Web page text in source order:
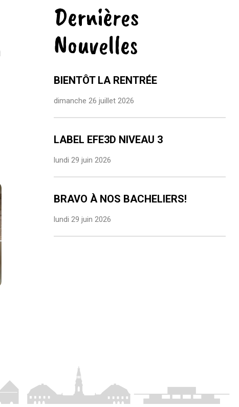
Dernières
Nouvelles
BIENTÔT LA RENTRÉE
dimanche 26 juillet 2026
LABEL EFE3D NIVEAU 3
lundi 29 juin 2026
BRAVO À NOS BACHELIERS!
lundi 29 juin 2026